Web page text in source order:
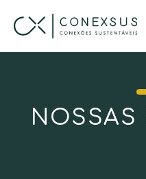
NOSSAS